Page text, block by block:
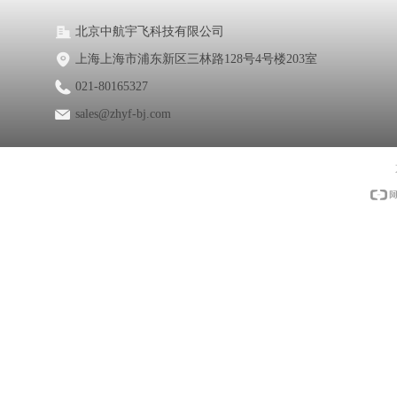
北京中航宇飞科技有限公司
上海上海市浦东新区三林路128号4号楼203室
021-80165327
sales@zhyf-bj.com